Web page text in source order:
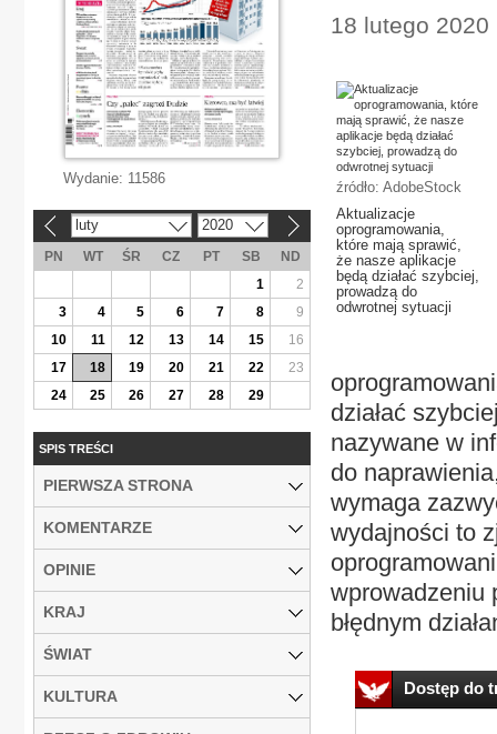
18 lutego
źródło: AdobeStock
Aktualizacje
oprogramowania,
które mają sprawić,
że nasze aplikacje
będą działać szybciej,
prowadzą do
odwrotnej sytuacji
działać
nazywane w
do
wymaga
wydajności to
wprowadzeniu
błędnym
Dostęp do
Wydanie: 11586
luty 2020
PN WT ŚR CZ PT SB
ND
1
2
3
4 5 6 7 8
9
10
11 12 13 14 15
16
17
18 19 20 21 22
23
24
25 26 27 28 29
SPIS TREŚCI
PIERWSZA STRONA
KOMENTARZE
OPINIE
KRAJ
ŚWIAT
KULTURA